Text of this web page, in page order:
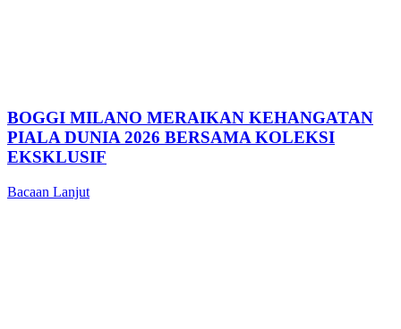
BOGGI MILANO MERAIKAN KEHANGATAN
PIALA DUNIA 2026 BERSAMA KOLEKSI
EKSKLUSIF
Bacaan Lanjut